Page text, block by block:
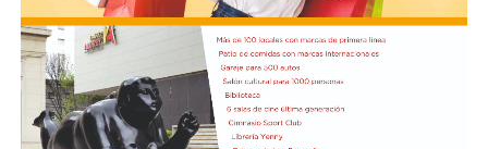
Por detrás, el debutante Arvid Lindblad, de Racing Bulls,
está igualado con el vigente campeón Lando Norris, de
McLaren, en el séptimo lugar, los dos con un puntaje de
7,5. A su vez, Charles Leclerc, de Ferrari, figura en el
noveno puesto en soledad, con una valoración de 7,4.
Finalmente, Colapinto y Hadjar están igualados en el